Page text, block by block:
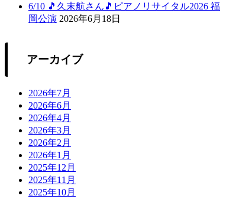
6/10 🎵久末航さん🎵ピアノリサイタル2026 福
岡公演 2026年6月18日
アーカイブ
2026年7月
2026年6月
2026年4月
2026年3月
2026年2月
2026年1月
2025年12月
2025年11月
2025年10月